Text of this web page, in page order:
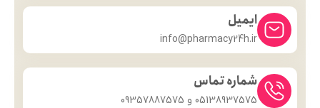
ایمیل
info@pharmacy24h.ir
شماره تماس
05138937575 و 09357887575